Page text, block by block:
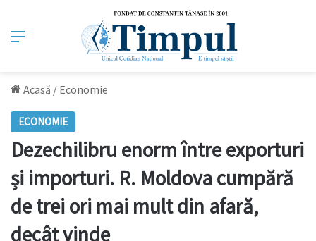
Meniu
Acasă / Economie
ECONOMIE
Dezechilibru enorm între exporturi
și importuri. R. Moldova cumpără
de trei ori mai mult din afară,
decât vinde